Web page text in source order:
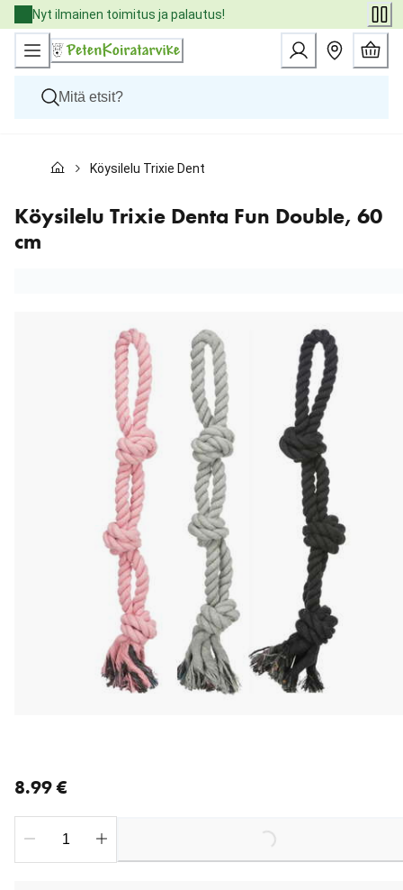
Skip
to
Content
Nyt ilmainen toimitus ja palautus!
Kissat
Eläinlääkäriruoat
Tuotemerkit
Uutuudet
Köysilelu Trixie Denta Fun Double, 60 cm
Köysilelu Trixie Denta Fun Double, 60
cm
8.99 €